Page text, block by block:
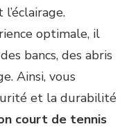
optimale, il
bancs, des abris
Ainsi, vous
et la durabilité
court de tennis